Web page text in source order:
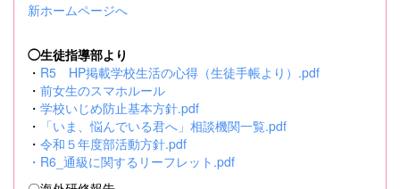
新ホームページへ
◯生徒指導部より
・ R5 HP掲載学校生活の心得（生徒手帳より）.pdf
・ 前女生のスマホルール
・ 学校いじめ防止基本方針.pdf
・
「いま、悩んでいる君へ」相談機関一覧.pdf
・ 令和５年度部活動方針.pdf
・ R6_通級に関するリーフレット.pdf